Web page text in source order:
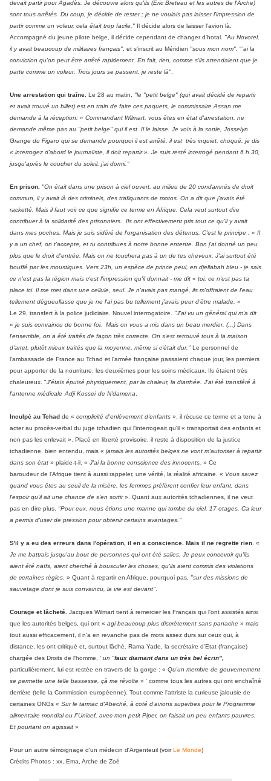
devait partir pour Agadès. Je découvre alors qu'ils (Eric Breteau et les autres de l'Arche)
sont tous arrêtés. Du coup, je décide de rester ; je ne voulais pas laisser l'impression de
partir comme un voleur, cela était trop facile." Il décide alors de laisser l'avion là.
Accompagné du jeune pilote belge, il décide cependant de changer d'hotal. "Au Novotel,
il y avait beaucoup de militaires français" , et s'inscrit au Méridien "sous mon nom" . "'ai la
conviction qu'on peut être arrêté rapidement. En fait, rien, comme s'ils attendaient que je
parte comme un voleur. Trois jours se passent, je reste là"
Une arrestation qui traîne. Le 28 au matin, "le "petit belge" (qui avait décidé de repartir
et avait trouvé un billet) est en train de faire ces paquets, le commissaire Assan me
demande à la réception: « Commandant Wilmart, vous êtes en état d'arrestation, ne
demande même pas au "petit belge" qui il est. Il le laisse. Je vois à la sortie, Josselyn
Grange du Figaro qui se demande pourquoi il est arrêté, il est très inquiet, choqué, je dis
« interrogez d'abord le journaliste, il doit repartir ». Je suis resté interrogé pendant 6 h 30,
jusqu'après le coucher du soleil, j'ai dormi."
En prison.
"On était dans une prison à ciel ouvert, au milieu de 20 condamnés de droit
commun, il y avait là des criminels, des trafiquants de motos. On a dit que j'avais été
racketté. Mais il faut voir ce que signifie ce terme en Afrique. Cela veut surtout dire
contribuer à la solidarité des prisonniers. Ils ont effectivement pris tout ce qu'il y avait
dans mes poches. Mais je suis sidéré de l'organisation des détenus. C'est le principe : « Il
y a un chef, on t'accepte, et tu contribues à notre bonne entente. Bon j'ai donné un peu
plus que le droit d'entrée. Mais on ne touchera pas à un de tes cheveux. J'ai surtout été
bouffé par les moustiques. Vers 23h, un espèce de prince peul, en djellabah bleu - je sais
ce n'est pas la région mais c'est l'impression qu'il donnait - me dit « toi, ce n'est pas ta
place ici. Il me met dans une cellule, seul. Je n'avais pas mangé, ils m'offraient de l'eau
tellement dégueullasse que je ne l'ai pas bu tellement j'avais peur d'être malade. »
Le 29, transfert à la police judiciaire. Nouvel interrogatoire. "J'ai vu un général qui m'a dit
« je suis convaincu de bonne foi. Mais on vous a mis dans un beau merdier. (...) Dans
l'ensemble, on a été traités de façon très correcte. On s'est retrouvé tous à la maison
d'arret, plutôt mieux traités que la moyenne, même si c'était dur." Le personnel de
l'ambassade de France au Tchad et l'armée française passaient chaque jour, les premiers
pour apporter de la nourriture, les deuxièmes pour les soins médicaux. Ils étaient très
chaleureux. "J'étais épuisé physiquement, par la chaleur, la diarrhée. J'ai été transféré à
l'antenne médicale Adji Kossei de N'damena
Inculpé au Tchad de « complicité d'enlèvement d'enfants », il récuse ce terme et a tenu à
acter au procès-verbal du juge tchadien qui l'interrogeait qu'il « transportait des enfants et
non pas les enlevait ». Placé en liberté provisoire, il reste à disposition de la justice
tchadienne, bien entendu, mais « jamais les autorités belges ne vont m'autoriser à repartir
dans son état » plaide-t-il. « J'ai la bonne conscience des innocents. » Ce
baroudeur de l'Afrique tient à aussi rappeler, une vérité, la réalité africaine. « Vous savez
quand vous êtes au seuil de la misère, les femmes préfèrent confier leur enfant, dans
l'espoir qu'il ait une chance de s'en sortir». Quant aux autorités tchadiennes, il ne veut
pas en dire plus. "Pour eux, nous étions une manne qui tombe du ciel. 17 otages. Ca leur
a permis d'user de pression pour obtenir certains avantages."
S'il y a eu des erreurs dans l'opération, il en a conscience. Mais il ne regrette rien . «
Je me battrais jusqu'au bout de personnes qui ont été salies. Je peux concevoir qu'ils
aient été naïfs, aient cherché à bousculer les choses, qu'ils aient commis des violations
de certaines règles. » Quant à repartir en Afrique, pourquoi pas, "sur des missions de
sauvetage dont je suis convaincu, la vie est devant"
Courage et lâcheté. Jacques Wilmart tient à remercier les Français qui l'ont assistés ainsi
que les autorités belges, qui ont « agi beaucoup plus discrètement sans panache » mais
tout aussi efficacement, il n'a en revanche pas de mots assez durs sur ceux qui, à
distance, les ont critiqué et, surtout lâché. Rama Yade, la secrétaire d'Etat (française)
chargée des Droits de l'homme, ' un "faux diamant dans un très bel écrin",
particulièrement, lui est restée en travers de la gorge : « Qu'un membre de gouvernement
se permette une telle bassesse, çà me révolte » ' comme tous les autres qui ont enchaîné
derrière (telle la Commission européenne). Tout comme l'attriste la curieuse jalousie de
certaines ONGs « Sur le tarmac d'Abeché, à coté d'avions superbes pour le Programme
alimentaire mondial ou l''Unicef, avec mon petit Piper, on faisait un peu enfants pauvres.
Et pourtant on agissait »
Pour un autre témoignage d'un médecin d'Argenteuil (voirLe Monde)
Crédits Photos : xx, Ema, Arche de Zoé